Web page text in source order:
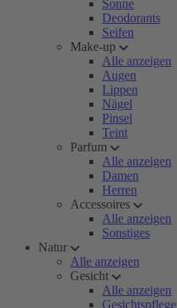
Sonne
Deodorants
Seifen
Make-up
Alle anzeigen
Augen
Lippen
Nägel
Pinsel
Teint
Parfum
Alle anzeigen
Damen
Herren
Accessoires
Alle anzeigen
Sonstiges
Natur
Alle anzeigen
Gesicht
Alle anzeigen
Gesichtspflege